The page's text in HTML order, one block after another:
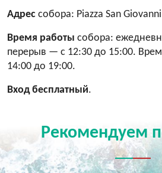
Адрес собора: Piazza San Giovanni
Время работы собора:
перерыв — с 12:30 до 15:00.
14:00 до 19:00.
Вход бесплатный.
Рекомендуем